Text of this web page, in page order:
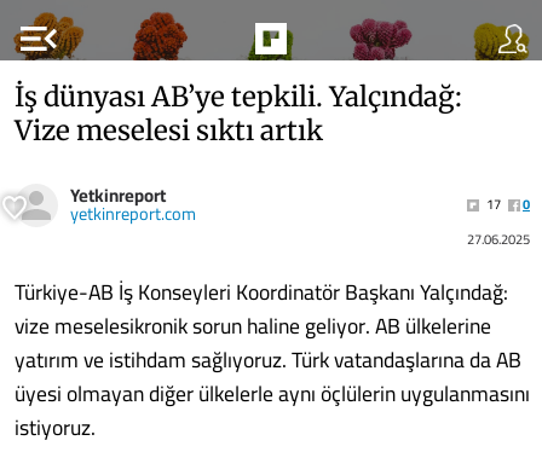
menu_open
İş dünyası AB’ye tepkili. Yalçındağ:
Vize meselesi sıktı artık
Yetkinreport
yetkinreport.com 17
0
27.06.2025
Türkiye-AB İş Konseyleri Koordinatör Başkanı Yalçındağ:
vize meselesikronik sorun haline geliyor. AB ülkelerine
yatırım ve istihdam sağlıyoruz. Türk vatandaşlarına da AB
üyesi olmayan diğer ülkelerle aynı öçlülerin uygulanmasını
istiyoruz.